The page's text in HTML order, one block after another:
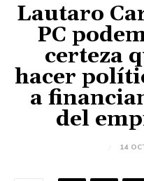
Lautaro
PC
certeza
hacer
a
del
14